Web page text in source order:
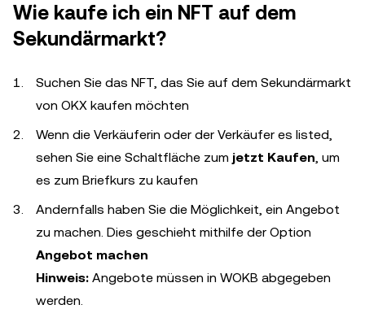
Wie kaufe ich ein NFT auf dem
Sekundärmarkt?
Suchen Sie das NFT, das Sie auf dem Sekundärmarkt
von OKX kaufen möchten
Wenn die Verkäuferin oder der Verkäufer es listed,
sehen Sie eine Schaltfläche zum jetzt Kaufen , um
es zum Briefkurs zu kaufen
Andernfalls haben Sie die Möglichkeit, ein Angebot
zu machen. Dies geschieht mithilfe der Option
Angebot machen
Hinweis: Angebote müssen in WOKB abgegeben
werden.